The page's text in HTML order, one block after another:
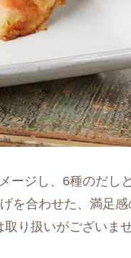
ージし、6種のだし
合わせた、満足感
り扱いがございませ